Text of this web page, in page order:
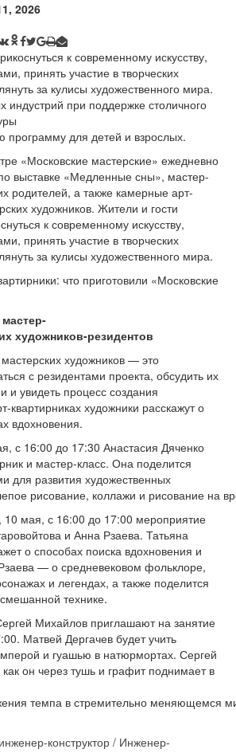
2026
к современному искусству,
принять участие в творческих
за кулисы художественного мира.
индустрий при поддержке столичного
программу для детей и взрослых.
«Московские мастерские» ежедневно
выставке «Медленные сны», мастер-
родителей, а также камерные арт-
художников. Жители и гости
к современному искусству,
принять участие в творческих
за кулисы художественного мира.
художников-резидентов
художников — это
с резидентами проекта, обсудить их
и увидеть процесс создания
квартирниках художники расскажут о
вдохновения.
с 16:00 до 17:30 Анастасия Дяченко
и мастер-класс. Она поделится
для развития художественных
рисование, коллажи и рисование на
мая, с 16:00 до 17:00 мероприятие
и Анна Рзаева. Татьяна
о способах поиска вдохновения и
— о средневековом фольклоре,
и легендах, а также поделится
технике.
Михайлов приглашают на занятие
Матвей Дергачев будет учить
и гуашью в натюрмортах. Сергей
он через тушь и графит поднимает в
темпа в стремительно меняющемся
конструктор / Инженер-